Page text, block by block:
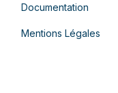
Documentation
Mentions Légales